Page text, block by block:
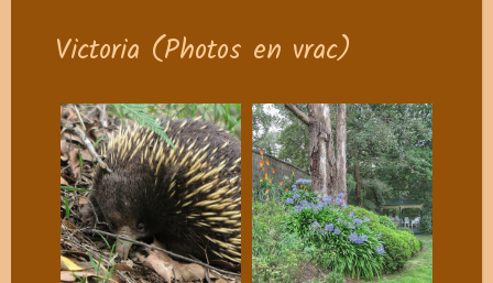
Victoria (Photos en vrac)